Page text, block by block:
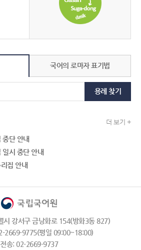
국어의 로마자 표기법
용례 찾기
더 보기 +
중단 안내
일시 중단 안내
집 안내
시 강서구 금낭화로 154(방화3동 827)
2669-9775(평일 09:00~18:00)
전송: 02-2669-9737